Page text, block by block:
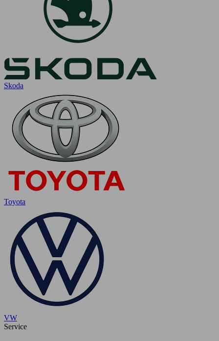
Skoda
Toyota
VW
Service